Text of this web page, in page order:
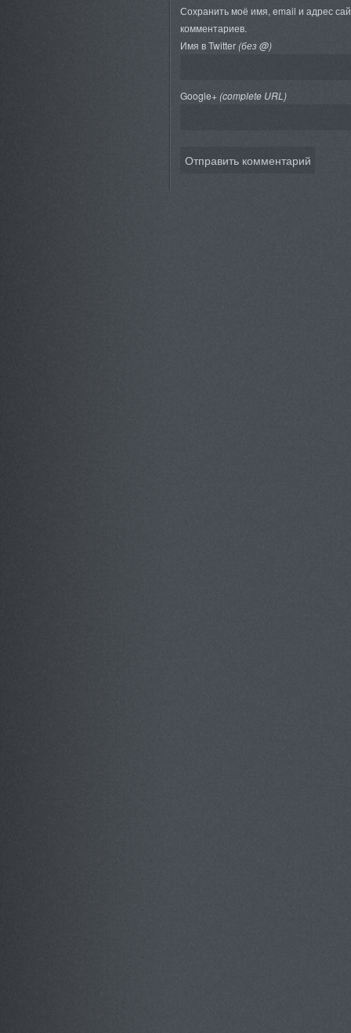
Сохранить моё имя, email и адрес
комментариев.
Имя в Twitter(без @)
Google+(complete URL)